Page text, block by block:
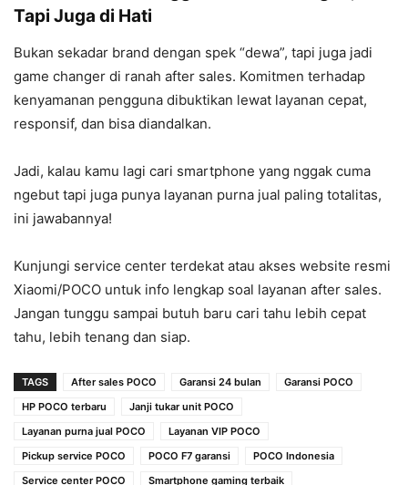
Tapi Juga di Hati
Bukan sekadar brand dengan spek “dewa”, tapi juga jadi
game changer di ranah after sales. Komitmen terhadap
kenyamanan pengguna dibuktikan lewat layanan cepat,
responsif, dan bisa diandalkan.
Jadi, kalau kamu lagi cari smartphone yang nggak cuma
ngebut tapi juga punya layanan purna jual paling totalitas,
ini jawabannya!
Kunjungi service center terdekat atau akses website resmi
Xiaomi/POCO untuk info lengkap soal layanan after sales.
Jangan tunggu sampai butuh baru cari tahu lebih cepat
tahu, lebih tenang dan siap.
TAGS After sales POCO Garansi 24 bulan
Garansi POCO
HP POCO terbaru
Janji tukar unit POCO
Layanan purna jual POCO
Layanan VIP POCO
Pickup service POCO
POCO F7 garansi
POCO Indonesia
Service center POCO
Smartphone gaming terbaik